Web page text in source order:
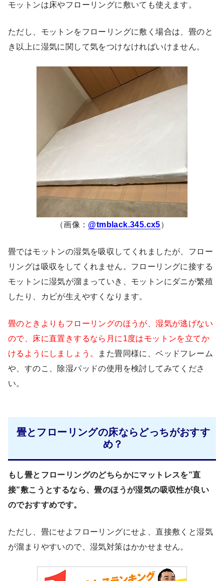
モットンは床やフローリングに敷いても使えます。
ただし、モットンをフローリングに敷く場合は、畳のと
き以上に湿気に関して気をつけなければいけません。
（画像： @tmblack.345.cx5）
畳ではモットンの湿気を吸収してくれましたが、フロー
リングは吸収をしてくれません。フローリングに接する
モットンに湿気が溜まっていき、モットンにダニが繁殖
したり、カビが生えやすくなります。
畳のときよりもフローリングのほうが、湿気が逃げない
ので、床に直置きするなら月に1度はモットンを立てか
けるようにしましょう。
また畳同様に、ベッドフレーム
や、すのこ、除湿パッドの使用を検討してみてくださ
い。
畳とフローリングの床ならどっちがおすす
め？
もし畳とフローリングのどちらかにマットレスを”直
接”敷こうとするなら、畳のほうが湿気の吸収性が良い
のでおすすめです。
ただし、畳にせよフローリングにせよ、直接敷くと湿気
が溜まりやすいので、湿気対策はかかせません。